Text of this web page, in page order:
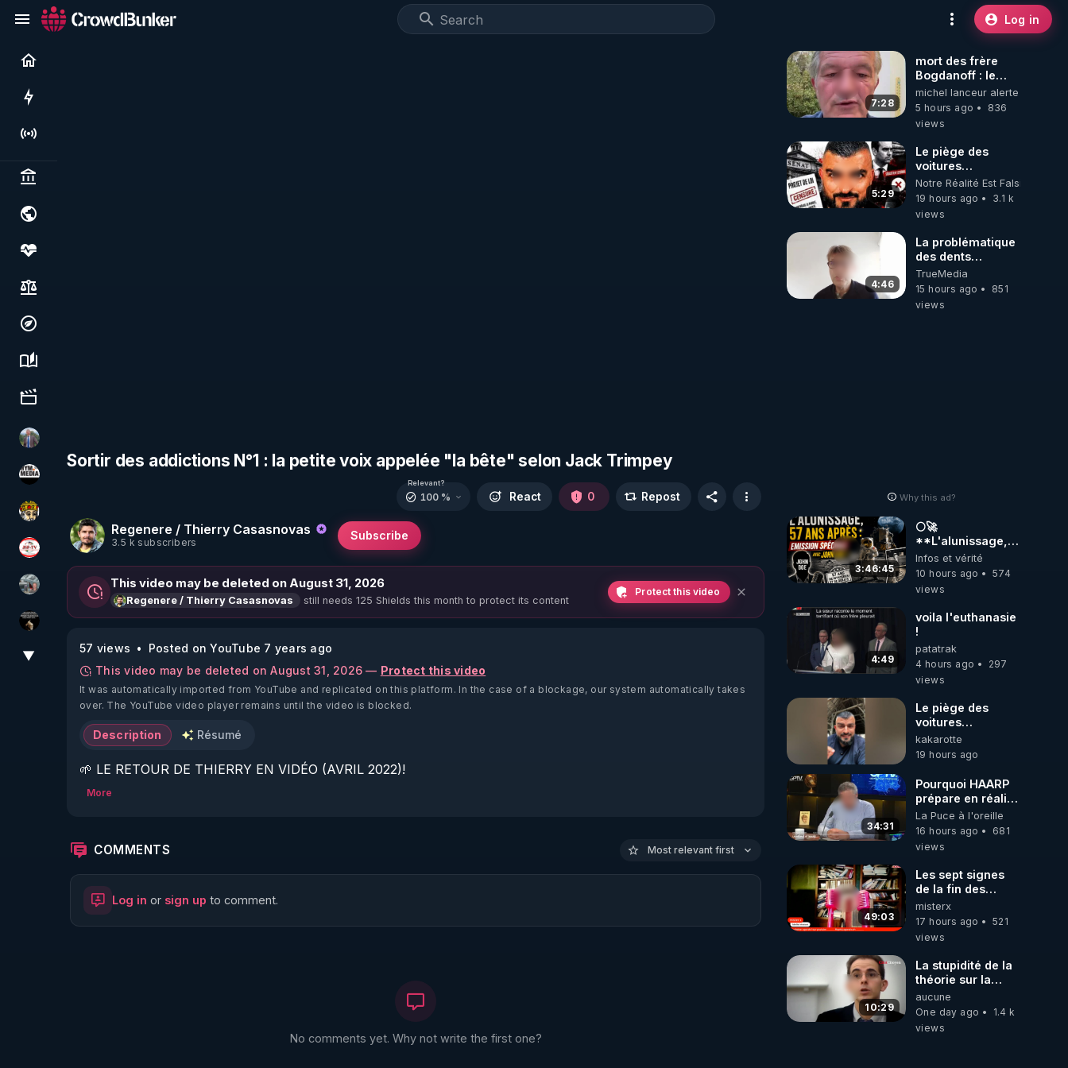
Log in
Politics & institutions
Society, justice & freedoms
Economy, environment & technology
Science, history & spirituality
Culture, media & entertainment
Nicolas BOUVIER
HYM.MEDIA
Textes Sacrés & Maîtres Spirituels
JSF - TV
Ben Garneau
Infos et vérité
▼
Sortir des addictions N°1 : la petite voix appelée "la bête" selon Jack Trimpey
Regenere / Thierry Casasnovas
3.5 k subscribers
Subscribe
Relevant?
100 % React 0 Repost
This video may be deleted on August 31, 2026
Regenere / Thierry Casasnovas still needs 125 Shields this month to protect its content
Protect this video
57 views
Posted on YouTube 7 years ago
This video may be deleted on August 31, 2026 — Protect this video
It was automatically imported from YouTube and replicated on this platform. In the case of a blockage, our system automatically takes
over. The YouTube video player remains until the video is blocked.
Description Résumé
🌱 LE RETOUR DE THIERRY EN VIDÉO (AVRIL 2022)!
🌱 LE MAGAZINE RÉGÉNÈRE
http://rgnr.li/ymag
More
COMMENTS Most relevant first
Log in or sign up to comment.
No comments yet. Why not write the first one?
7:28
mort des frère
Bogdanoff : le
mensonge d état
michel lanceur alerte
5 hours ago
836
views
5:29
Le piège des
voitures
électriques se
referme sur les
usagers !
Notre Réalité Est Falsifiée Et
19 hours ago
3.1 k
views
4:46
La problématique
des dents
dévitalisées et
des implants
TrueMedia
15 hours ago
851
views
Why this ad?
3:46:45
🌕🚀
**L'alunissage,
57 ans après :
Émission spéciale
avec John Doe
Infos et vérité
10 hours ago
574
views
4:49
voila l'euthanasie
!
patatrak
4 hours ago
297
views
Le piège des
voitures
électriques se
referme sur les
usagers !
https://youtu.be/
si=vqDQssWXfRv-
NFqL
kakarotte
19 hours ago
34:31
Pourquoi HAARP
prépare en réalité
un CHAOS
climatique, on
répond
La Puce à l'oreille
16 hours ago
681
views
49:03
Les sept signes
de la fin des
temps selon
l’intervenant
misterx
17 hours ago
521
views
10:29
La stupidité de la
théorie sur la
responsabilité de
l’homme
concernant le
aucune
One day ago
1.4 k
views